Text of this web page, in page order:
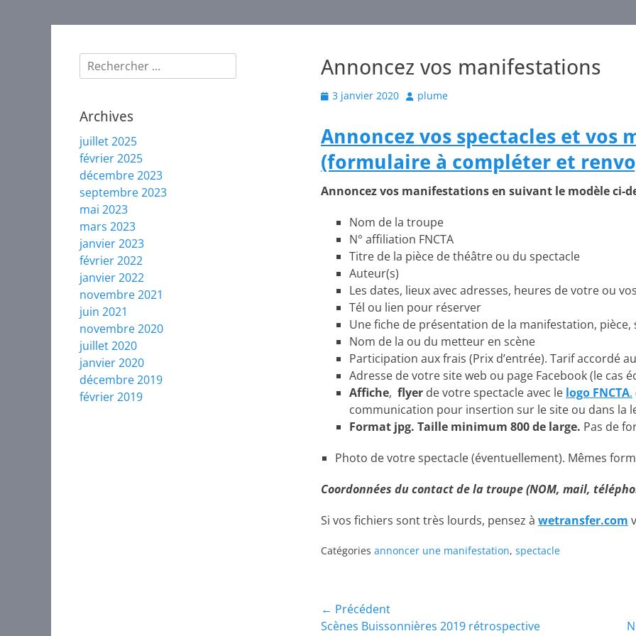
de
Annoncez vos manifestations
Posted
3 janvier 2020 Author
plume
Annoncez vos spectacles et vos
(formulaire à compléter et
Annoncez vos manifestations en suivant le modèle ci-
Nom de la troupe
N° affiliation FNCTA
Titre de la pièce de théâtre ou du spectacle
Auteur(s)
Les dates, lieux avec adresses, heures de votre ou
Tél ou lien pour réserver
Une fiche de présentation de la manifestation, pièce,
Nom de la ou du metteur en scène
Participation aux frais (Prix d’entrée). Tarif accordé
Adresse de votre site web ou page Facebook (le cas
Affiche, flyer de votre spectacle avec le logo FNCTA.
communication pour insertion sur le site ou dans la
Format jpg. Taille minimum 800 de large. Pas de
Photo de votre spectacle (éventuellement). Mêmes
Coordonnées du contact de la troupe (NOM, mail,
Si vos fichiers sont très lourds, pensez à wetransfer.com
Catégories annoncer une manifestation, spectacle
Navigation
← Précédent
Article
Scènes Buissonnières 2019 rétrospective
Article
Rechercher :
Archives
juillet 2025
février 2025
décembre 2023
septembre 2023
mai 2023
mars 2023
janvier 2023
février 2022
janvier 2022
novembre 2021
juin 2021
novembre 2020
juillet 2020
janvier 2020
décembre 2019
février 2019